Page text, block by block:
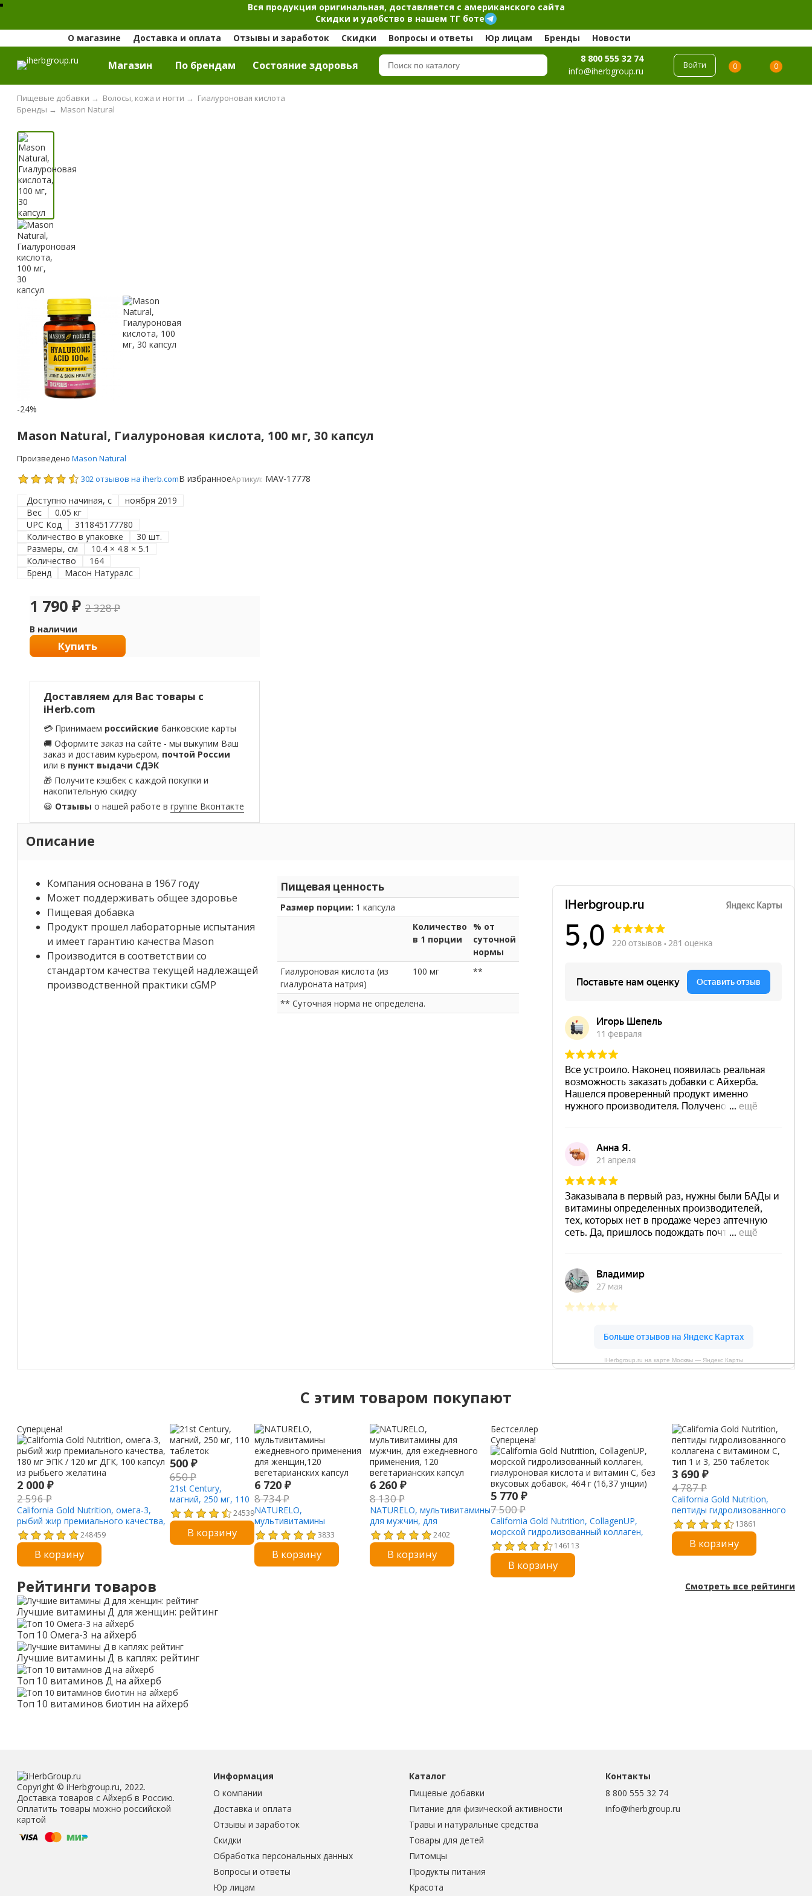
Вся продукция оригинальная, доставляется с американского сайта
Скидки и удобство в нашем ТГ боте
О магазине
Доставка и оплата Отзывы и заработок Скидки Вопросы и ответы Юр лицам Бренды Новости
Магазин По брендам Cостояние здоровья
8 800 555 32 74
info@iherbgroup.ru
Войти 0 0
Пищевые добавки → Волосы, кожа и ногти → Гиалуроновая кислота
Mason Natural
Бренды →
-24%
Mason Natural, Гиалуроновая кислота, 100 мг, 30 капсул
Произведено Mason Natural
302 отзывов на iherb.comВ избранноеАртикул: MAV-17778
Доступно начиная, с
ноября 2019
Вес
0.05 кг
UPC Код
311845177780
Количество в упаковке
30 шт.
Размеры, см
10.4 × 4.8 × 5.1
Количество
164
Бренд
Масон Натуралс
1 790 ₽ 2 328₽
В наличии
Купить
Доставляем для Вас товары с
iHerb.com
💳 Принимаем российские банковские карты
🚚 Оформите заказ на сайте - мы выкупим Ваш
заказ и доставим курьером, почтой России
или в пункт выдачи СДЭК
🎁 Получите кэшбек с каждой покупки и
накопительную скидку
😀 Отзывы о нашей работе вгруппе Вконтакте
Описание
Пищевая ценность
Размер порции: 1 капсула
Количество
в 1 порции
% от
суточной
нормы
Гиалуроновая кислота (из
гиалуроната натрия)
100 мг **
** Суточная норма не определена.
Компания основана в 1967 году
Может поддерживать общее здоровье
Пищевая добавка
Продукт прошел лабораторные испытания
и имеет гарантию качества Mason
Производится в соответствии со
стандартом качества текущей надлежащей
производственной практики cGMP
IHerbgroup.ru на карте Москвы — Яндекс Карты
C этим товаром покупают
Суперцена!
2 000 ₽
2 596₽
California Gold Nutrition, омега-3,
рыбий жир премиального качества,
180 мг ЭПК / 120 мг ДГК, 100 капсул
из рыбьего желатина
248459
В корзину
500 ₽
650₽
21st Century,
магний, 250 мг, 110
таблеток
24539
В корзину
6 720 ₽
8 734₽
NATURELO,
мультивитамины
ежедневного применения
для женщин,120
вегетарианских капсул
3833
В корзину
6 260 ₽
8 130₽
NATURELO, мультивитамины
для мужчин, для
ежедневного применения,
120 вегетарианских капсул
2402
В корзину
Бестселлер
Суперцена!
5 770₽
7 500₽
California Gold Nutrition, CollagenUP,
морской гидролизованный коллаген,
гиалуроновая кислота и витамин C, без
вкусовых добавок, 464 г (16,37 унции)
146113
В корзину
3 690₽
4 787₽
California Gold Nutrition,
пептиды гидролизованного
коллагена с витамином C,
тип 1 и 3, 250 таблеток
13861
В корзину
Рейтинги товаров Смотреть все рейтинги
Лучшие витамины Д для женщин: рейтинг
Топ 10 Омега-3 на айхерб
Лучшие витамины Д в каплях: рейтинг
Топ 10 витаминов Д на айхерб
Топ 10 витаминов биотин на айхерб
Copyright © iHerbgroup.ru, 2022.
Доставка товаров с Айхерб в Россию.
Оплатить товары можно российской
картой
Информация
О компании
Доставка и оплата
Отзывы и заработок
Скидки
Обработка персональных данных
Вопросы и ответы
Юр лицам
Каталог
Пищевые добавки
Питание для физической активности
Травы и натуральные средства
Товары для детей
Питомцы
Продукты питания
Красота
Контакты
8 800 555 32 74
info@iherbgroup.ru